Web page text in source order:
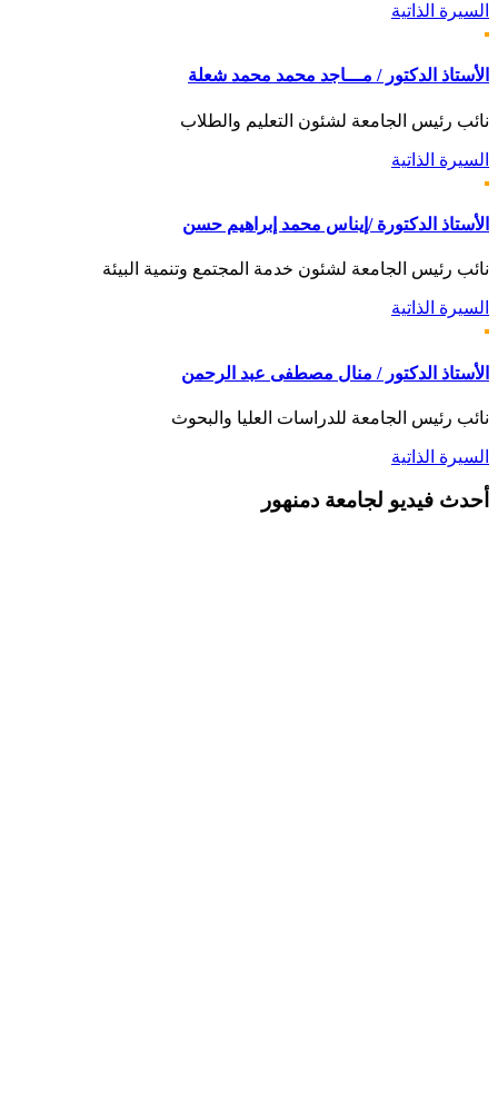
السيرة الذاتية
الأستاذ الدكتور / مـــاجد محمد محمد شعلة
نائب رئيس الجامعة لشئون التعليم والطلاب
السيرة الذاتية
الأستاذ الدكتورة /إيناس محمد إبراهيم حسن
نائب رئيس الجامعة لشئون خدمة المجتمع وتنمية البيئة
السيرة الذاتية
الأستاذ الدكتور / منال مصطفى عبد الرحمن
نائب رئيس الجامعة للدراسات العليا والبحوث
السيرة الذاتية
أحدث فيديو لجامعة دمنهور